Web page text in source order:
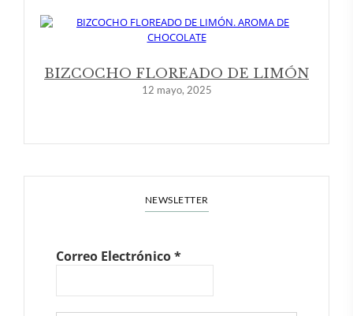
BIZCOCHO FLOREADO DE LIMÓN
12 mayo, 2025
NEWSLETTER
Correo Electrónico*